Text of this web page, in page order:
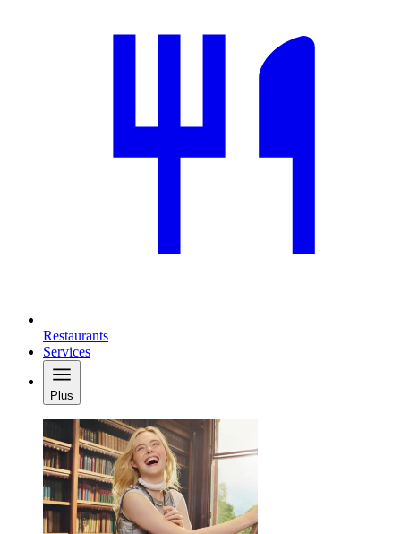
Restaurants
Services
Plus